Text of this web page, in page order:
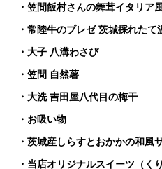
・笠間飯村さんの舞茸イタリア
・常陸牛のブレゼ 茨城採れたて
・大子 八溝わさび
・笠間 自然薯
・大洗 吉田屋八代目の梅干
・お吸い物
・茨城産しらすとおかかの和風
・当店オリジナルスイーツ（く